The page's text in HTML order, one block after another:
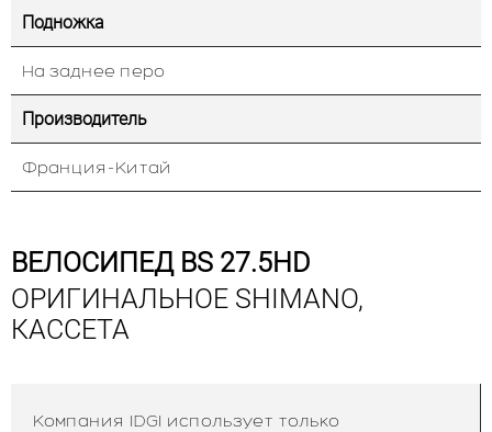
Подножка
На заднее перо
Производитель
Франция-Китай
ВЕЛОСИПЕД BS 27.5HD
ОРИГИНАЛЬНОЕ SHIMANO,
КАССЕТА
Компания IDGI использует только